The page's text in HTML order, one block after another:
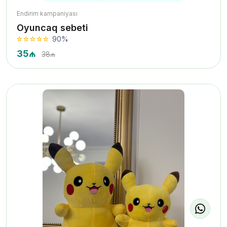
Endirim kampaniyası
Oyuncaq sebeti
90%
35₼ 38₼